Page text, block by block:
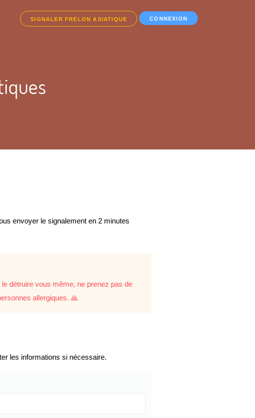
SIGNALER FRELON ASIATIQUE CONNEXION
envoyer le signalement en 2 minutes
détruire vous même, ne prenez pas de
allergiques. 🙏
les informations si nécessaire.